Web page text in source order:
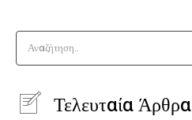
Αναζήτηση..
Τελευταία Άρθρα